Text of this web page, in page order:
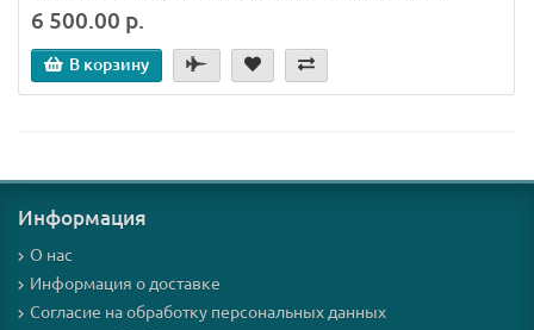
6 500.00 р.
В корзину
Информация
О нас
Информация о доставке
Согласие на обработку персональных данных